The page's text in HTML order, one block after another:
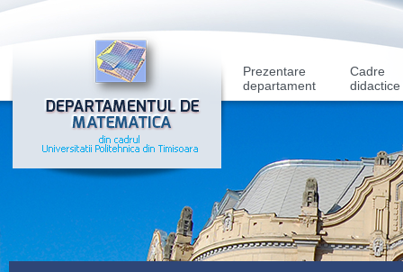
Prezentare
departament
Cadre
didactice